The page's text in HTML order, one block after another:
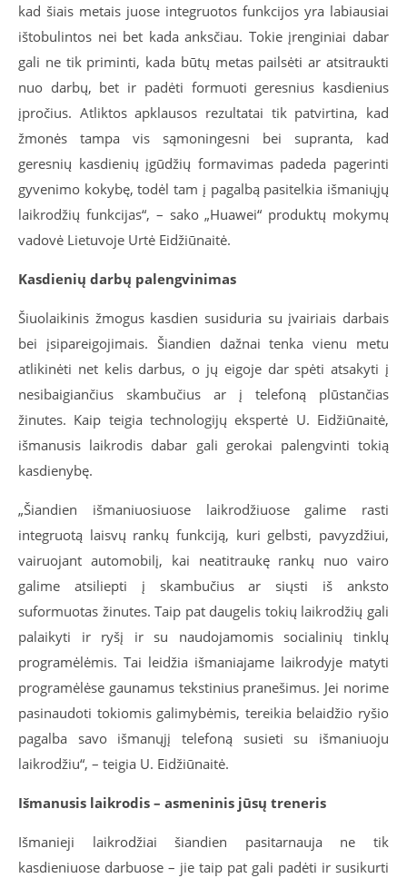
kad šiais metais juose integruotos funkcijos yra labiausiai
ištobulintos nei bet kada anksčiau. Tokie įrenginiai dabar
gali ne tik priminti, kada būtų metas pailsėti ar atsitraukti
nuo darbų, bet ir padėti formuoti geresnius kasdienius
įpročius. Atliktos apklausos rezultatai tik patvirtina, kad
žmonės tampa vis sąmoningesni bei supranta, kad
geresnių kasdienių įgūdžių formavimas padeda pagerinti
gyvenimo kokybę, todėl tam į pagalbą pasitelkia išmaniųjų
laikrodžių funkcijas“, – sako „Huawei“ produktų mokymų
vadovė Lietuvoje Urtė Eidžiūnaitė.
Kasdienių darbų palengvinimas
Šiuolaikinis žmogus kasdien susiduria su įvairiais darbais
bei įsipareigojimais. Šiandien dažnai tenka vienu metu
atlikinėti net kelis darbus, o jų eigoje dar spėti atsakyti į
nesibaigiančius skambučius ar į telefoną plūstančias
žinutes. Kaip teigia technologijų ekspertė U. Eidžiūnaitė,
išmanusis laikrodis dabar gali gerokai palengvinti tokią
kasdienybę.
„Šiandien išmaniuosiuose laikrodžiuose galime rasti
integruotą laisvų rankų funkciją, kuri gelbsti, pavyzdžiui,
vairuojant automobilį, kai neatitraukę rankų nuo vairo
galime atsiliepti į skambučius ar siųsti iš anksto
suformuotas žinutes. Taip pat daugelis tokių laikrodžių gali
palaikyti ir ryšį ir su naudojamomis socialinių tinklų
programėlėmis. Tai leidžia išmaniajame laikrodyje matyti
programėlėse gaunamus tekstinius pranešimus. Jei norime
pasinaudoti tokiomis galimybėmis, tereikia belaidžio ryšio
pagalba savo išmanųjį telefoną susieti su išmaniuoju
laikrodžiu“, – teigia U. Eidžiūnaitė.
Išmanusis laikrodis – asmeninis jūsų treneris
Išmanieji laikrodžiai šiandien pasitarnauja ne tik
kasdieniuose darbuose – jie taip pat gali padėti ir susikurti